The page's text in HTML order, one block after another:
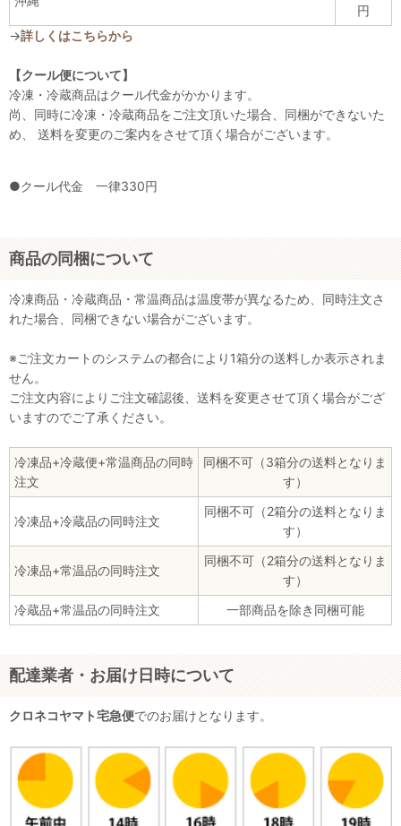
円
→詳しくはこちらから
【クール便について】
冷凍・冷蔵商品はクール代金がかかります。
尚、同時に冷凍・冷蔵商品をご注文頂いた場合、同梱ができないた
め、 送料を変更のご案内をさせて頂く場合がございます。
●クール代金 一律330円
商品の同梱について
冷凍商品・冷蔵商品・常温商品は温度帯が異なるため、同時注文さ
れた場合、同梱できない場合がございます。
※ご注文カートのシステムの都合により1箱分の送料しか表示されま
せん。
ご注文内容によりご注文確認後、送料を変更させて頂く場合がござ
いますのでご了承ください。
冷凍品+冷蔵便+常温商品の同時
注文
同梱不可（3箱分の送料となりま
す）
冷凍品+冷蔵品の同時注文
同梱不可（2箱分の送料となりま
す）
冷凍品+常温品の同時注文
同梱不可（2箱分の送料となりま
す）
冷蔵品+常温品の同時注文
一部商品を除き同梱可能
配達業者・お届け日時について
クロネコヤマト宅急便でのお届けとなります。